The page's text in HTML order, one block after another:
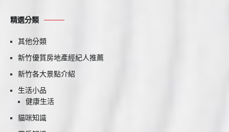
精選分類
其他分類
新竹優質房地產經紀人推薦
新竹各大景點介紹
生活小品
健康生活
貓咪知識